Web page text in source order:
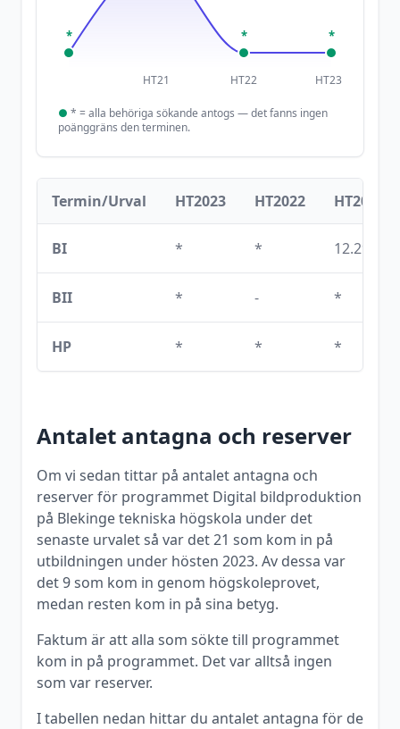
HT21 HT22 HT23
* * *
● * = alla behöriga sökande antogs — det fanns ingen
poänggräns den terminen.
Termin/Urval HT2023 HT2022 HT2021
BI * * 12.29
BII * - *
HP * * *
Antalet antagna och reserver
Om vi sedan tittar på antalet antagna och
reserver för programmet Digital bildproduktion
på Blekinge tekniska högskola under det
senaste urvalet så var det21 som kom in på
utbildningen under hösten 2023. Av dessa var
det9som kom in genom högskoleprovet,
medan resten kom in på sina betyg.
Faktum är att alla som sökte till programmet
kom in på programmet. Det var alltså ingen
som var reserver.
I tabellen nedan hittar du antalet antagna för de